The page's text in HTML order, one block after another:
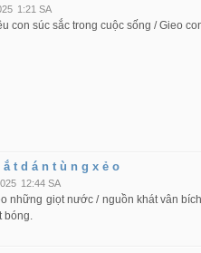
1:21 SA
con súc sắc trong cuộc sống / Gieo
t d á n t ù n g x ẻ o
12:44 SA
những giọt nước / nguồn khát vân
bóng.